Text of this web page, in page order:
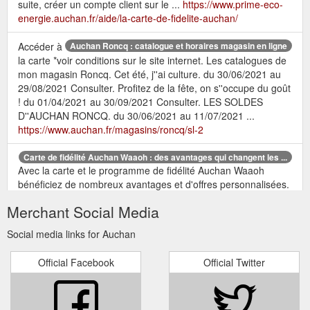
suite, créer un compte client sur le ... https://www.prime-eco-
energie.auchan.fr/aide/la-carte-de-fidelite-auchan/
Auchan Roncq : catalogue et horaires magasin en ligne
Accéder à
la carte *voir conditions sur le site internet. Les catalogues de
mon magasin Roncq. Cet été, j''ai culture. du 30/06/2021 au
29/08/2021 Consulter. Profitez de la fête, on s''occupe du goût
! du 01/04/2021 au 30/09/2021 Consulter. LES SOLDES
D''AUCHAN RONCQ. du 30/06/2021 au 11/07/2021 ...
https://www.auchan.fr/magasins/roncq/sl-2
Carte de fidélité Auchan Waaoh : des avantages qui changent les ...
Avec la carte et le programme de fidélité Auchan Waaoh
bénéficiez de nombreux avantages et d'offres personnalisées.
https://www.auchan.fr/programme-fidelite/ep-programme-
Catalogue Auchan
Retrouvez les catalogues et promotions
des magasins Auchan. Découvrez les offres des
hypermarchés en alimentaire, épicerie, produits frais, produits
du monde, traiteur, bio, mode, beauté, déco maison, jardin,
Merchant Social Media
Social media links for Auchan
Official Facebook Official Twitter